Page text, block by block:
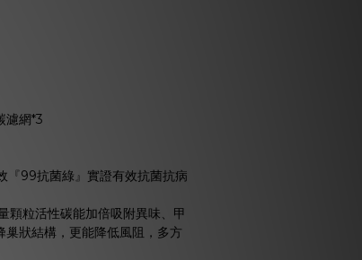
濾網*3
『99抗菌綠』實證有效抗菌抗病
顆粒活性碳能加倍吸附異味、甲
狀結構，更能降低風阻，多方